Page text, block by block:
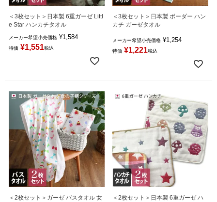
＜3枚セット＞日本製 6重ガーゼ Littl
e Star ハンカチタオル
メーカー希望小売価格 ¥1,584
特価 ¥1,551税込
＜3枚セット＞日本製 ボーダー ハン
カチ ガーゼタオル
メーカー希望小売価格 ¥1,254
特価 ¥1,221税込
＜2枚セット＞ガーゼ バスタオル 女
＜2枚セット＞日本製 6重ガーゼ ハ